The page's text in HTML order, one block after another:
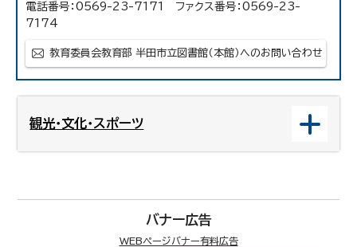
電話番号：0569-23-7171 ファクス番号：0569-23-
7174
教育委員会教育部 半田市立図書館（本館）へのお問い合わせ
観光・文化・スポーツ
バナー広告
WEBページバナー有料広告